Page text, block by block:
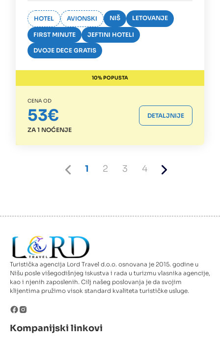
HOTEL AVIONSKI NIŠ LETOVANJE
FIRST MINUTE JEFTINI HOTELI
DVOJE DECE GRATIS
10% POPUSTA
CENA OD
53€
ZA 1 NOĆENJE
DETALJNIJE
Previous
Current
1 Page
2 Page
3 Page
4
Turistička agencija Lord Travel d.o.o. osnovana je 2015. godine u
Nišu posle višegodišnjeg iskustva i rada u turizmu vlasnika agencije,
kao i njenih zaposlenih. Cilj našeg poslovanja je da svojim
klijentima pružimo visok standard kvaliteta turističke usluge.
Kompanijski linkovi